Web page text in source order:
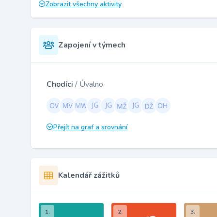
Zobrazit všechny aktivity
Zapojení v týmech
Chodíci / Úvalno
Přejít na graf a srovnání
Kalendář zážitků
1. 2. 3.